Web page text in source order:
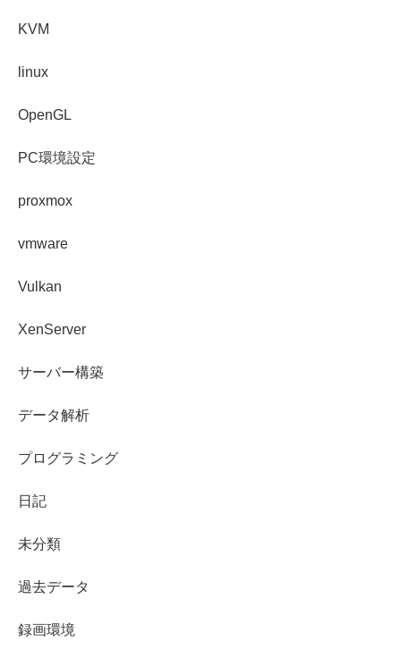
KVM
linux
OpenGL
PC環境設定
proxmox
vmware
Vulkan
XenServer
サーバー構築
データ解析
プログラミング
日記
未分類
過去データ
録画環境